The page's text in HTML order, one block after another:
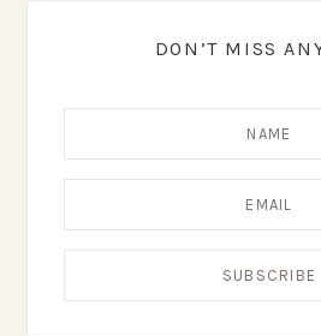
DON’T MISS